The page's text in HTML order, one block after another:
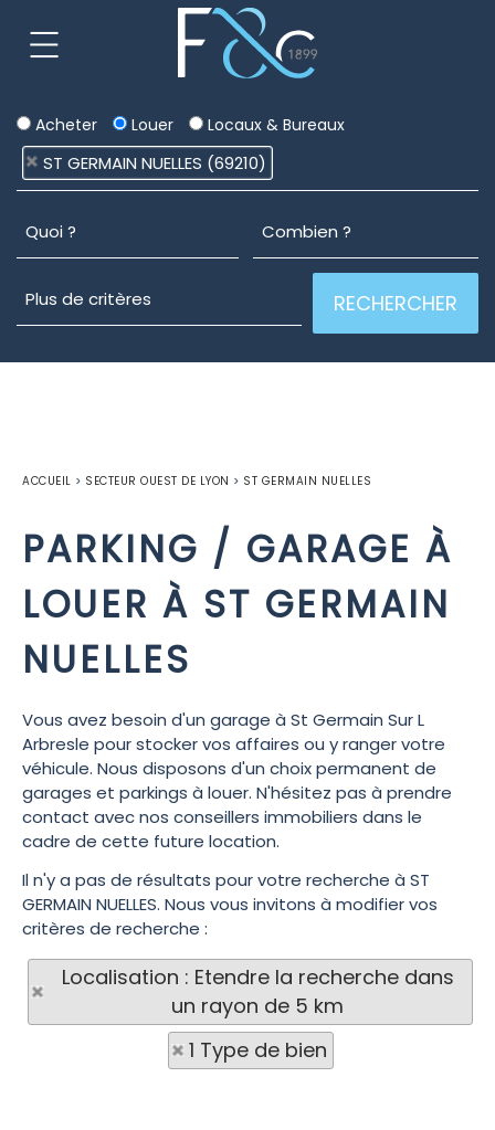
Acheter Louer Locaux & Bureaux
ST GERMAIN NUELLES (69210)
ACCUEIL > SECTEUR OUEST DE LYON > ST GERMAIN NUELLES
PARKING / GARAGE À
LOUER À ST GERMAIN
NUELLES
Vous avez besoin d'un garage à St Germain Sur L
Arbresle pour stocker vos affaires ou y ranger votre
véhicule. Nous disposons d'un choix permanent de
garages et parkings à louer. N'hésitez pas à prendre
contact avec nos conseillers immobiliers dans le
cadre de cette future location.
Il n'y a pas de résultats pour votre recherche à ST
GERMAIN NUELLES. Nous vous invitons à modifier vos
critères de recherche :
Localisation : Etendre la recherche dans
un rayon de 5 km
1 Type de bien